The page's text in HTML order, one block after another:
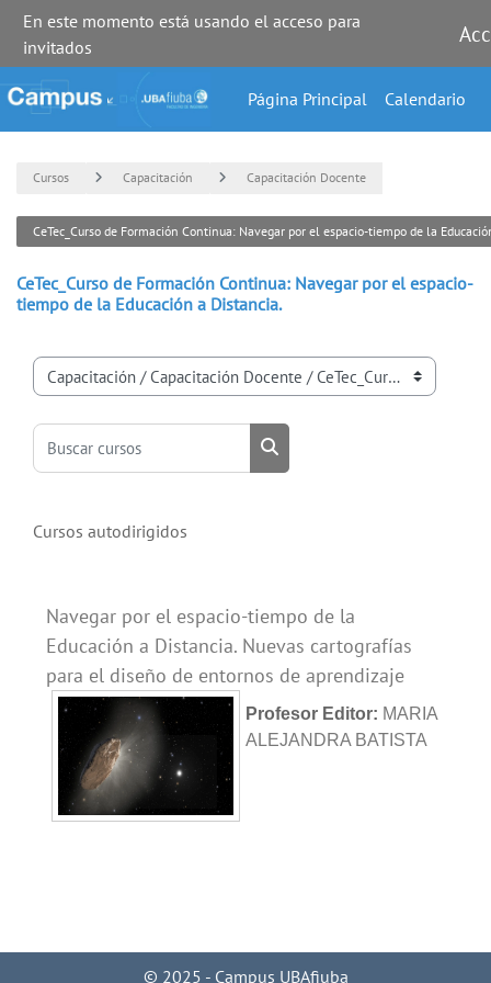
Salta al contenido principal
En este momento está usando el acceso para
invitados
Página Principal Calendario
Cursos Capacitación Capacitación Docente
CeTec_Curso de Formación Continua: Navegar por el espacio-tiempo de la
CeTec_Curso de Formación Continua: Navegar por el espacio-
tiempo de la Educación a Distancia.
Categorías
Buscar cursos
Buscar cursos
Cursos autodirigidos
Navegar por el espacio-tiempo de la
Educación a Distancia. Nuevas cartografías
para el diseño de entornos de aprendizaje
Profesor Editor: MARIA
ALEJANDRA BATISTA
© 2025 - Campus UBAfiuba